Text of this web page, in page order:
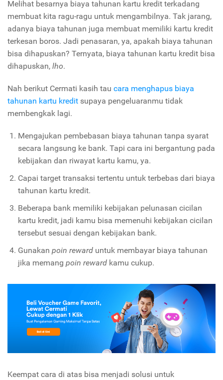
Melihat besarnya biaya tahunan kartu kredit terkadang
membuat kita ragu-ragu untuk mengambilnya. Tak jarang,
adanya biaya tahunan juga membuat memiliki kartu kredit
terkesan boros. Jadi penasaran, ya, apakah biaya tahunan
bisa dihapuskan? Ternyata, biaya tahunan kartu kredit bisa
dihapuskan, lho.
Nah berikut Cermati kasih tau cara menghapus biaya
tahunan kartu kredit supaya pengeluaranmu tidak
membengkak lagi.
Mengajukan pembebasan biaya tahunan tanpa syarat
secara langsung ke bank. Tapi cara ini bergantung pada
kebijakan dan riwayat kartu kamu, ya.
Capai target transaksi tertentu untuk terbebas dari biaya
tahunan kartu kredit.
Beberapa bank memiliki kebijakan pelunasan cicilan
kartu kredit, jadi kamu bisa memenuhi kebijakan cicilan
tersebut sesuai dengan kebijakan bank.
Gunakan poin rewarduntuk membayar biaya tahunan
jika memang poin rewardkamu cukup.
Keempat cara di atas bisa menjadi solusi untuk